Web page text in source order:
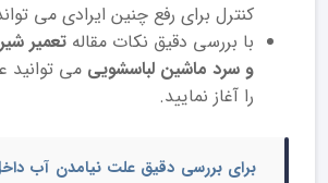
کنترل برای رفع چنین ایرادی می
با بررسی دقیق نکات مقاله تعمیر
و سرد ماشین لباسشویی می توانید
را آغاز نمایید.
برای بررسی دقیقعلت نیامدن آب